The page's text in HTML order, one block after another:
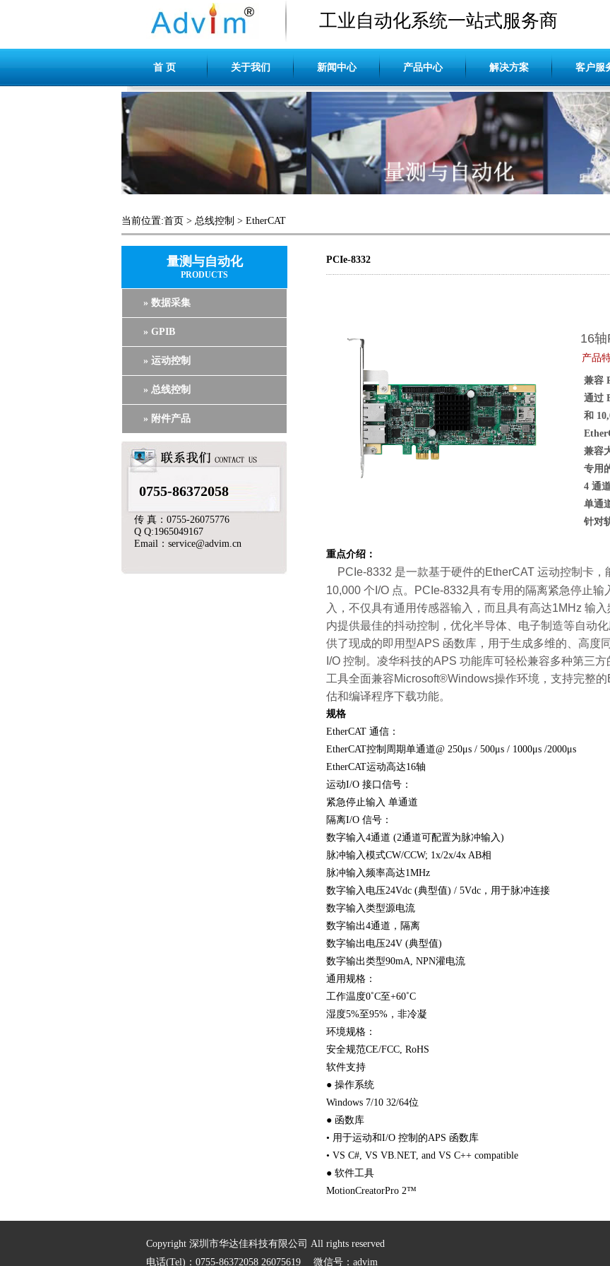
工业自动化系统一站式服务商
首 页 关于我们 新闻中心 产品中心 解决方案 客户服
当前位置:首页 > 总线控制 > EtherCAT
量测与自动化
PRODUCTS
» 数据采集
» GPIB
» 运动控制
» 总线控制
» 附件产品
0755-86372058
传 真：0755-26075776
Q Q:1965049167
Email：service@advim.cn
PCIe-8332
16
产品
兼容
通过
和
兼容
专用
4 通
单通
针对
重点介绍：
PCIe-8332 是一款基于硬件的EtherCAT 运动控制卡
10,000 个I/O 点。PCIe-8332具有专用的隔离紧急停止
入，不仅具有通用传感器输入，而且具有高达1MHz 输
内提供最佳的抖动控制，优化半导体、电子制造等自动
供了现成的即用型APS 函数库，用于生成多维的、高度
I/O 控制。凌华科技的APS 功能库可轻松兼容多种第三
工具全面兼容Microsoft®Windows操作环境，支持完整
估和编译程序下载功能。
规格
EtherCAT 通信：
EtherCAT控制周期单通道@ 250μs / 500μs / 1000μs /2000μs
EtherCAT运动高达16轴
运动I/O 接口信号：
紧急停止输入 单通道
隔离I/O 信号：
数字输入4通道 (2通道可配置为脉冲输入)
脉冲输入模式CW/CCW; 1x/2x/4x AB相
脉冲输入频率高达1MHz
数字输入电压24Vdc (典型值) / 5Vdc，用于脉冲连接
数字输入类型源电流
数字输出4通道，隔离
数字输出电压24V (典型值)
数字输出类型90mA, NPN灌电流
通用规格：
工作温度0˚C至+60˚C
湿度5%至95%，非冷凝
环境规格：
安全规范CE/FCC, RoHS
软件支持
● 操作系统
Windows 7/10 32/64位
● 函数库
• 用于运动和I/O 控制的APS 函数库
• VS C#, VS VB.NET, and VS C++ compatible
● 软件工具
MotionCreatorPro 2™
Copyright 深圳市华达佳科技有限公司 All rights reserved
电话(Tel)：0755-86372058 26075619 微信号：advim